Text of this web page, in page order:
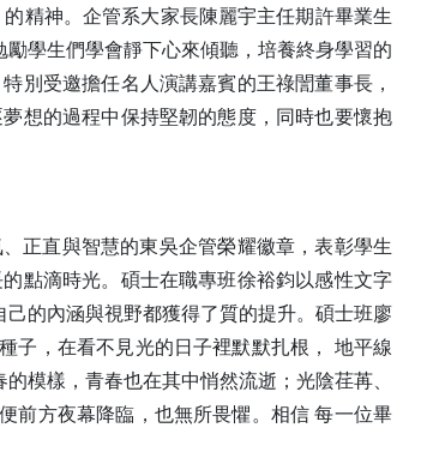
精神。企管系大家長陳麗宇主任期許畢業生
學生們學會靜下心來傾聽，培養終身學習的
別受邀擔任名人演講嘉賓的王祿誾董事長，
想的過程中保持堅韌的態度，同時也要懷抱
正直與智慧的東吳企管榮耀徽章，表彰學生
點滴時光。碩士在職專班徐裕鈞以感性文字
的內涵與視野都獲得了質的提升。碩士班廖
子，在看不見光的日子裡默默扎根， 地平線
模樣，青春也在其中悄然流逝；光陰荏苒、
前方夜幕降臨，也無所畏懼。相信 每一位畢